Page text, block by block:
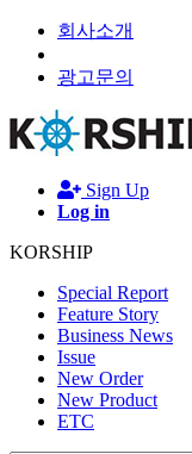
회사소개
광고문의
Sign Up
Log in
KORSHIP
Special Report
Feature Story
Business News
Issue
New Order
New Product
ETC